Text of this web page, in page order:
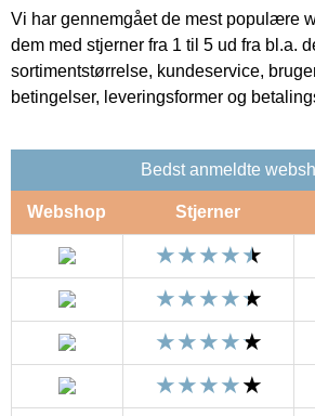
Vi har gennemgået de mest populære
dem med stjerner fra 1 til 5 ud fra bl.a.
sortimentstørrelse, kundeservice,
betingelser, leveringsformer og
Bedst anmeldte
Webshop Stjerner